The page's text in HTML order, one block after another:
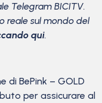
Telegram BICITV.
reale sul mondo del
qui.
di BePink – GOLD
per assicurare al